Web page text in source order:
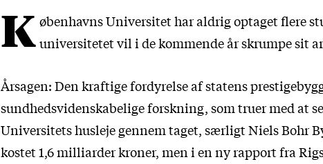
Københavns Universitet har aldrig optaget flere
universitetet vil i de kommende år skrumpe sit
Årsagen: Den kraftige fordyrelse af statens
sundhedsvidenskabelige forskning, som truer med at
Universitets husleje gennem taget, særligt Niels Bohr
kostet 1,6 milliarder kroner, men i en ny rapport fra